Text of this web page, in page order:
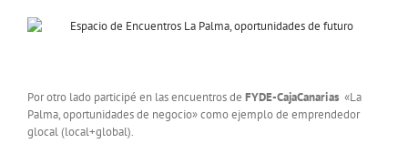
Por otro lado participé en las encuentros de FYDE-CajaCanarias «La
Palma, oportunidades de negocio» como ejemplo de emprendedor
glocal (local+global).